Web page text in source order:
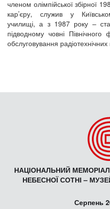
членом олімпійської збірної
кар’єру, служив у
училищі, а з 1987 року –
підводному човні
обслуговування радіотехнічних
НАЦІОНАЛЬНИЙ
НЕБЕСНОЇ СОТНІ –
Серпень